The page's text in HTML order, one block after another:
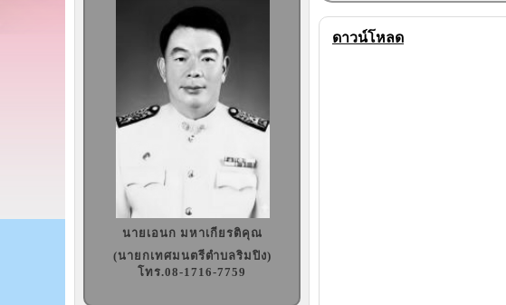
นายเอนก มหาเกียรติคุณ
(นายกเทศมนตรีตำบลริมปิง)
โทร.08-1716-7759
ดาวน์โหลด